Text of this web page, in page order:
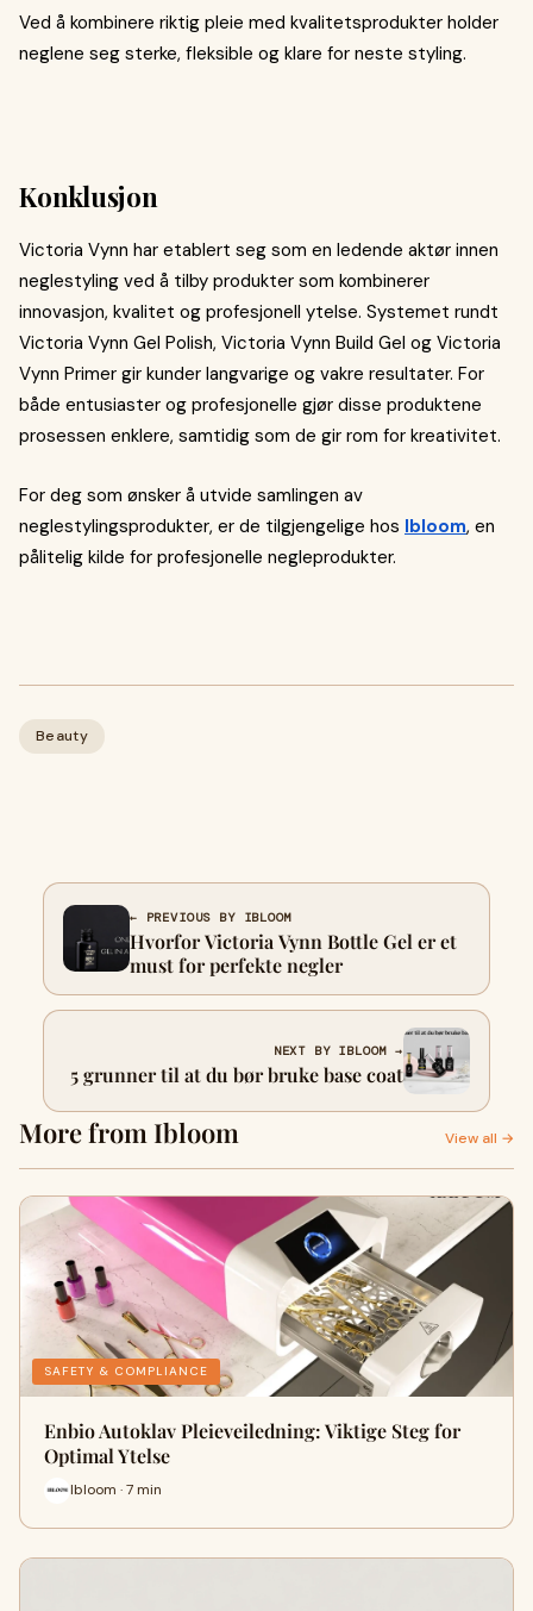
Ved å kombinere riktig pleie med kvalitetsprodukter holder
neglene seg sterke, fleksible og klare for neste styling.
Konklusjon
Victoria Vynn har etablert seg som en ledende aktør innen
neglestyling ved å tilby produkter som kombinerer
innovasjon, kvalitet og profesjonell ytelse. Systemet rundt
Victoria Vynn Gel Polish, Victoria Vynn Build Gel og Victoria
Vynn Primer gir kunder langvarige og vakre resultater. For
både entusiaster og profesjonelle gjør disse produktene
prosessen enklere, samtidig som de gir rom for kreativitet.
For deg som ønsker å utvide samlingen av
neglestylingsprodukter, er de tilgjengelige hos Ibloom, en
pålitelig kilde for profesjonelle negleprodukter.
Beauty
← PREVIOUS BY IBLOOM
Hvorfor Victoria Vynn Bottle Gel er et
must for perfekte negler
NEXT BY IBLOOM →
5 grunner til at du bør bruke base coat
More from Ibloom View all →
SAFETY & COMPLIANCE
Enbio Autoklav Pleieveiledning: Viktige Steg for
Optimal Ytelse
Ibloom · 7 min